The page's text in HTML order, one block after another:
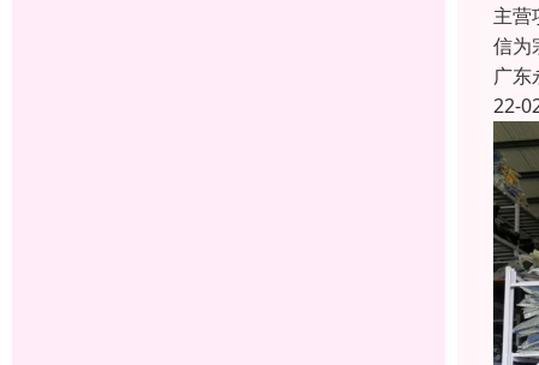
主营
信为
广东
22-